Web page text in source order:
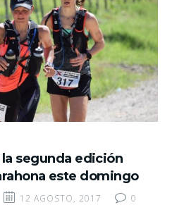
segunda edición
este domingo
12 AGOSTO, 2017 0